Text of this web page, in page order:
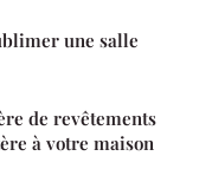
une salle
de revêtements
à votre maison